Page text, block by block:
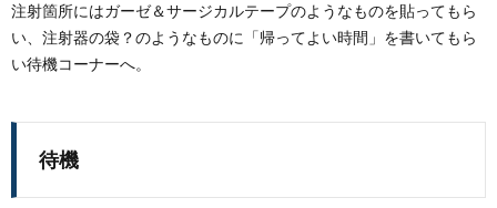
注射箇所にはガーゼ＆サージカルテープのようなものを貼ってもら
い、注射器の袋？のようなものに「帰ってよい時間」を書いてもら
い待機コーナーへ。
待機